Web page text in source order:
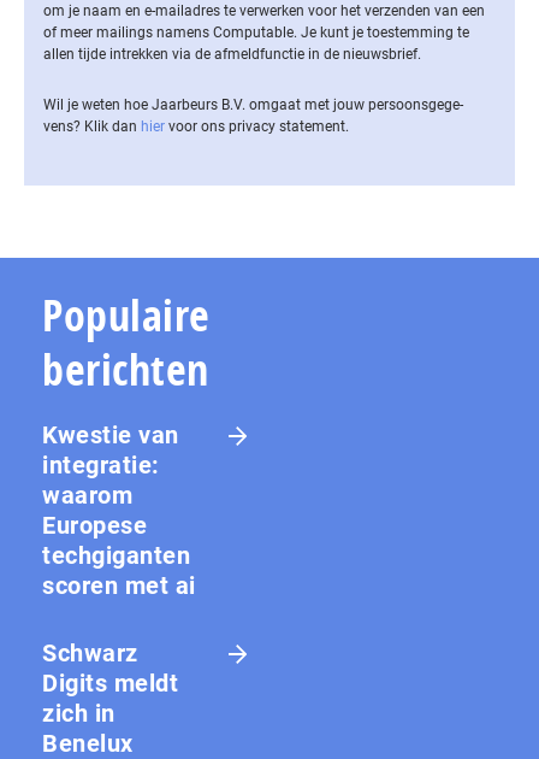
om je naam en e-mailadres te verwerken voor het verzenden van een
of meer mailings namens Computable. Je kunt je toestemming te
allen tijde intrekken via de af­meld­func­tie in de nieuwsbrief.
Wil je weten hoe Jaarbeurs B.V. omgaat met jouw per­soons­ge­ge­
vens? Klik dan hier voor ons privacy statement.
Populaire
berichten
Kwestie van
integratie:
waarom
Europese
techgiganten
scoren met ai
Schwarz
Digits meldt
zich in
Benelux